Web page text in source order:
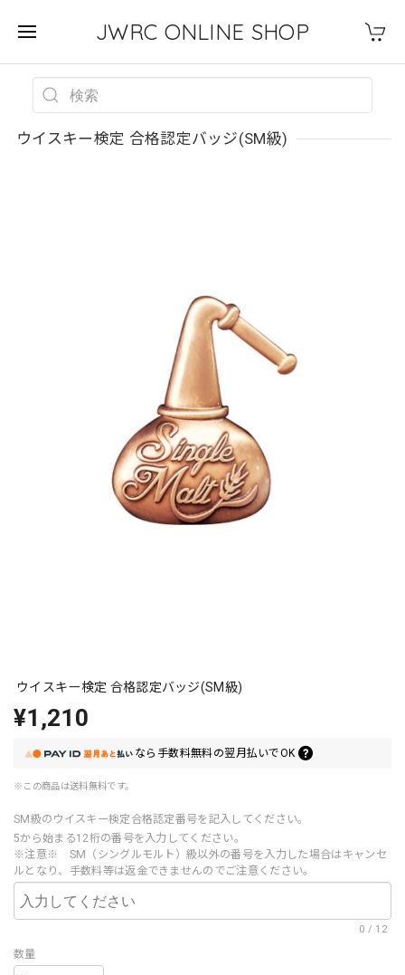
JWRC ONLINE SHOP
ウイスキー検定 合格認定バッジ(SM級)
ウイスキー検定 合格認定バッジ(SM級)
¥1,210
なら 手数料無料の翌月払いでOK
※この商品は送料無料です。
SM級のウイスキー検定合格認定番号を記入してください。
5から始まる12桁の番号を入力してください。
※注意※ SM（シングルモルト）級以外の番号を入力した場合はキャンセ
ルとなり、手数料等は返金できませんのでご注意ください。
0 / 12
数量